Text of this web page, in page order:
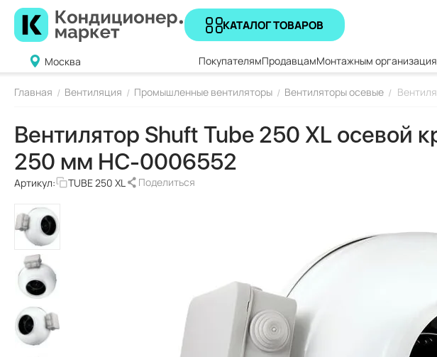
КАТАЛОГ ТОВАРОВ
Москва ПокупателямПродавцамМонтажным
Главная / Вентиляция / Промышленные вентиляторы / Вентиляторы осевые /
Вентилятор Shuft Tube 250 XL осевой
250 мм НС-0006552
Артикул: TUBE 250 XL Поделиться